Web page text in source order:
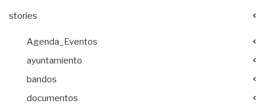
stories
Agenda_Eventos
ayuntamiento
bandos
documentos